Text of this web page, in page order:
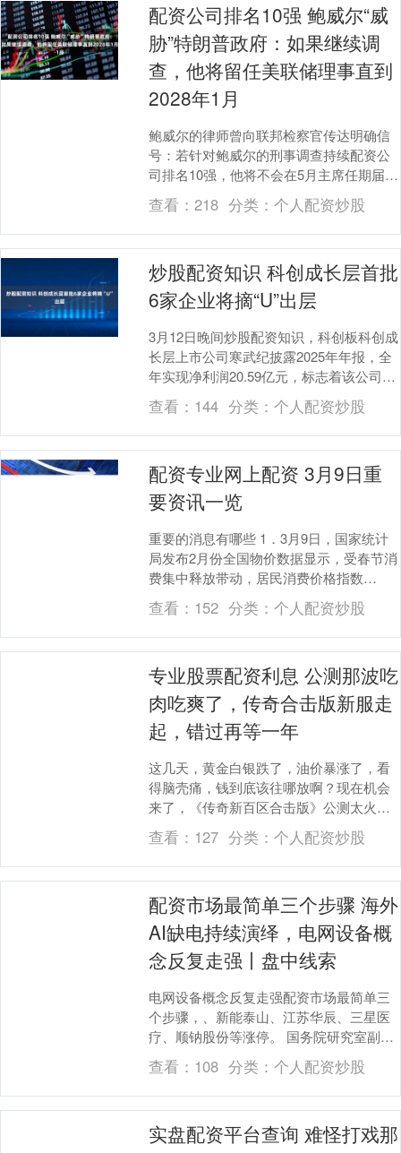
配资公司排名10强 鲍威尔“威
胁”特朗普政府：如果继续调
查，他将留任美联储理事直到
2028年1月
鲍威尔的律师曾向联邦检察官传达明确信
号：若针对鲍威尔的刑事调查持续配资公
司排名10强，他将不会在5月主席任期届满
后主动离开美联储理事会，其理事席位可
保留至202....
查看：218 分类： 个人配资炒股
炒股配资知识 科创成长层首批
6家企业将摘“U”出层
3月12日晚间炒股配资知识，科创板科创成
长层上市公司寒武纪披露2025年年报，全
年实现净利润20.59亿元，标志着该公司正
式摘除未盈利企业标识“U”，成为科创成....
查看： 144 分类： 个人配资炒股
配资专业网上配资 3月9日重
要资讯一览
重要的消息有哪些 1．3月9日，国家统计
局发布2月份全国物价数据显示，受春节消
费集中释放带动，居民消费价格指数
（CPI）环比上涨1.0%、同比上涨1.3%，
涨幅....
查看： 152 分类： 个人配资炒股
专业股票配资利息 公测那波吃
肉吃爽了，传奇合击版新服走
起，错过再等一年
这几天，黄金白银跌了，油价暴涨了，看
得脑壳痛，钱到底该往哪放啊？现在机会
来了，《传奇新百区合击版》公测太火
爆，官方宣布3月6日加开新服。上一波那
波已经有人吃到肉....
查看： 127 分类： 个人配资炒股
配资市场最简单三个步骤 海外
AI缺电持续演绎，电网设备概
念反复走强丨盘中线索
电网设备概念反复走强配资市场最简单三
个步骤，、新能泰山、江苏华辰、三星医
疗、顺钠股份等涨停。 国务院研究室副主
任陈昌盛3月5日在国新办吹风会上表示，
打牢AI发展....
查看： 108 分类： 个人配资炒股
实盘配资平台查询 难怪打戏那